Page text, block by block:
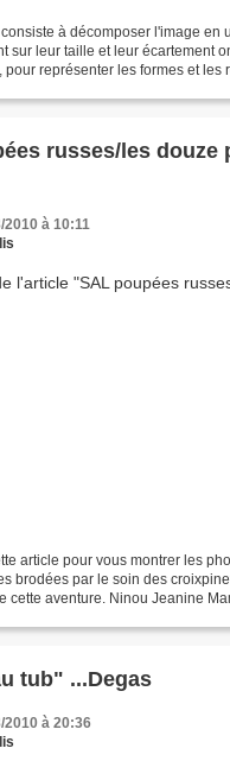
à décomposer l'image en
sur leur taille et leur écartement
pour représenter les formes et les
russes/les douze
à 10:11
article pour vous montrer les
brodées par le soin des
cette aventure. Ninou Jeanine
tub" ...Degas
2010 à 20:36